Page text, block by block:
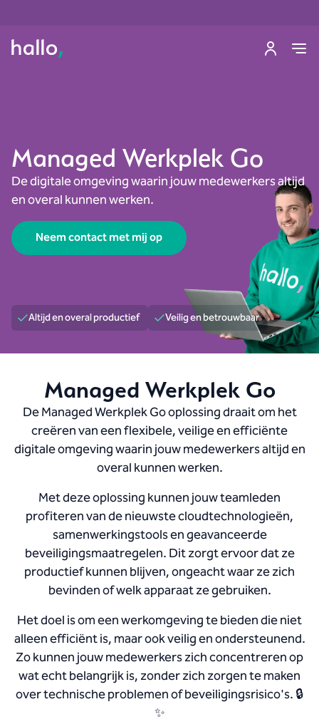
Managed Werkplek Go
De digitale omgeving waarin jouw medewerkers altijd
en overal kunnen werken.
Neem contact met mij op
Altijd en overal productief
Veilig en betrouwbaar
Managed Werkplek Go
De Managed Werkplek Go oplossing draait om het
creëren van een flexibele, veilige en efficiënte
digitale omgeving waarin jouw medewerkers altijd en
overal kunnen werken.
Met deze oplossing kunnen jouw teamleden
profiteren van de nieuwste cloudtechnologieën,
samenwerkingstools en geavanceerde
beveiligingsmaatregelen. Dit zorgt ervoor dat ze
productief kunnen blijven, ongeacht waar ze zich
bevinden of welk apparaat ze gebruiken.
Het doel is om een werkomgeving te bieden die niet
alleen efficiënt is, maar ook veilig en ondersteunend.
Zo kunnen jouw medewerkers zich concentreren op
wat echt belangrijk is, zonder zich zorgen te maken
over technische problemen of beveiligingsrisico's.🔒
✨